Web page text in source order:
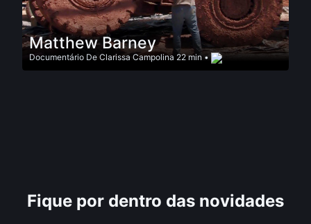
Matthew Barney
Documentário De Clarissa Campolina 22 min •
Fique por dentro das novidades